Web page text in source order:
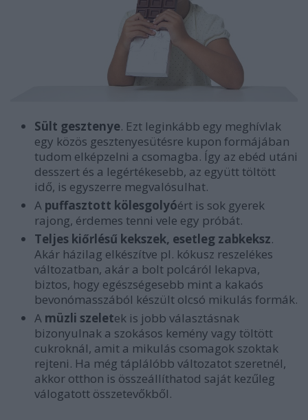
Sült gesztenye. Ezt leginkább egy meghívlak
egy közös gesztenyesütésre kupon formájában
tudom elképzelni a csomagba. Így az ebéd utáni
desszert és a legértékesebb, az együtt töltött
idő, is egyszerre megvalósulhat.
A puffasztott kölesgolyóért is sok gyerek
rajong, érdemes tenni vele egy próbát.
Teljes kiőrlésű kekszek, esetleg zabkeksz.
Akár házilag elkészítve pl. kókusz reszelékes
változatban, akár a bolt polcáról lekapva,
biztos, hogy egészségesebb mint a kakaós
bevonómasszából készült olcsó mikulás formák.
A müzli szeletek is jobb választásnak
bizonyulnak a szokásos kemény vagy töltött
cukroknál, amit a mikulás csomagok szoktak
rejteni. Ha még táplálóbb változatot szeretnél,
akkor otthon is összeállíthatod saját kezűleg
válogatott összetevőkből.